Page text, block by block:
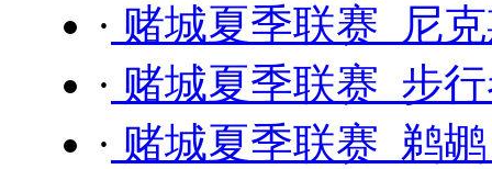
· 赌城夏季联赛 尼
· 赌城夏季联赛 步
· 赌城夏季联赛 鹈